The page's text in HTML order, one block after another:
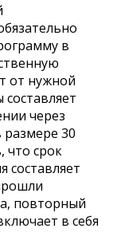
в
от нужной
через
размере 30
что срок
составляет
повторный
в себя